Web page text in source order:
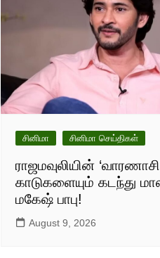
சினிமா சினிமா செய்திகள்
ராஜமவுலியின்
காடுகளையும் கடந்து
மகேஷ் பாபு!
August 9, 2026